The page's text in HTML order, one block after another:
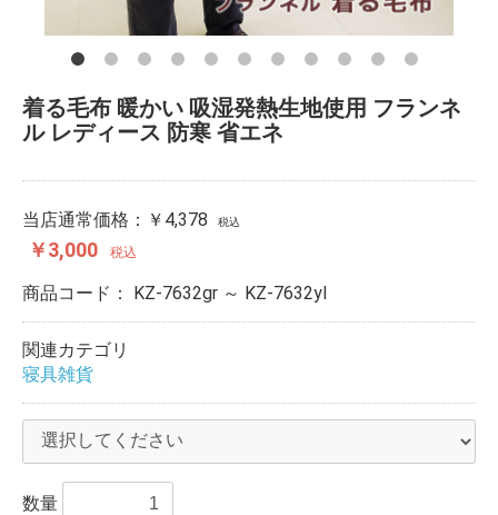
着る毛布 暖かい 吸湿発熱生地使用 フランネ
ル レディース 防寒 省エネ
当店通常価格： ￥4,378 税込
￥3,000 税込
商品コード： KZ-7632gr ～ KZ-7632yl
関連カテゴリ
寝具雑貨
数量